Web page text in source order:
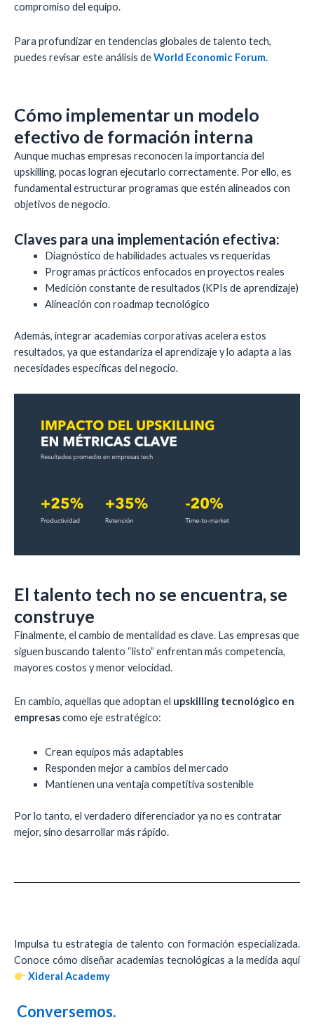
compromiso del equipo.
Para profundizar en tendencias globales de talento tech,
puedes revisar este análisis deWorld Economic Forum.
Cómo implementar un modelo
efectivo de formación interna
Aunque muchas empresas reconocen la importancia del
upskilling, pocas logran ejecutarlo correctamente. Por ello, es
fundamental estructurar programas que estén alineados con
objetivos de negocio.
Claves para una implementación efectiva:
Diagnóstico de habilidades actuales vs requeridas
Programas prácticos enfocados en proyectos reales
Medición constante de resultados (KPIs de aprendizaje)
Alineación con roadmap tecnológico
Además, integrar academias corporativas acelera estos
resultados, ya que estandariza el aprendizaje y lo adapta a las
necesidades específicas del negocio.
El talento tech no se encuentra, se
construye
Finalmente, el cambio de mentalidad es clave. Las empresas que
siguen buscando talento “listo” enfrentan más competencia,
mayores costos y menor velocidad.
En cambio, aquellas que adoptan el upskilling tecnológico en
empresascomo eje estratégico:
Crean equipos más adaptables
Responden mejor a cambios del mercado
Mantienen una ventaja competitiva sostenible
Por lo tanto, el verdadero diferenciador ya no es contratar
mejor, sino desarrollar más rápido.
Impulsa tu estrategia de talento con formación especializada.
Conoce cómo diseñar academias tecnológicas a la medida aquí
Xideral Academy
Conversemos.